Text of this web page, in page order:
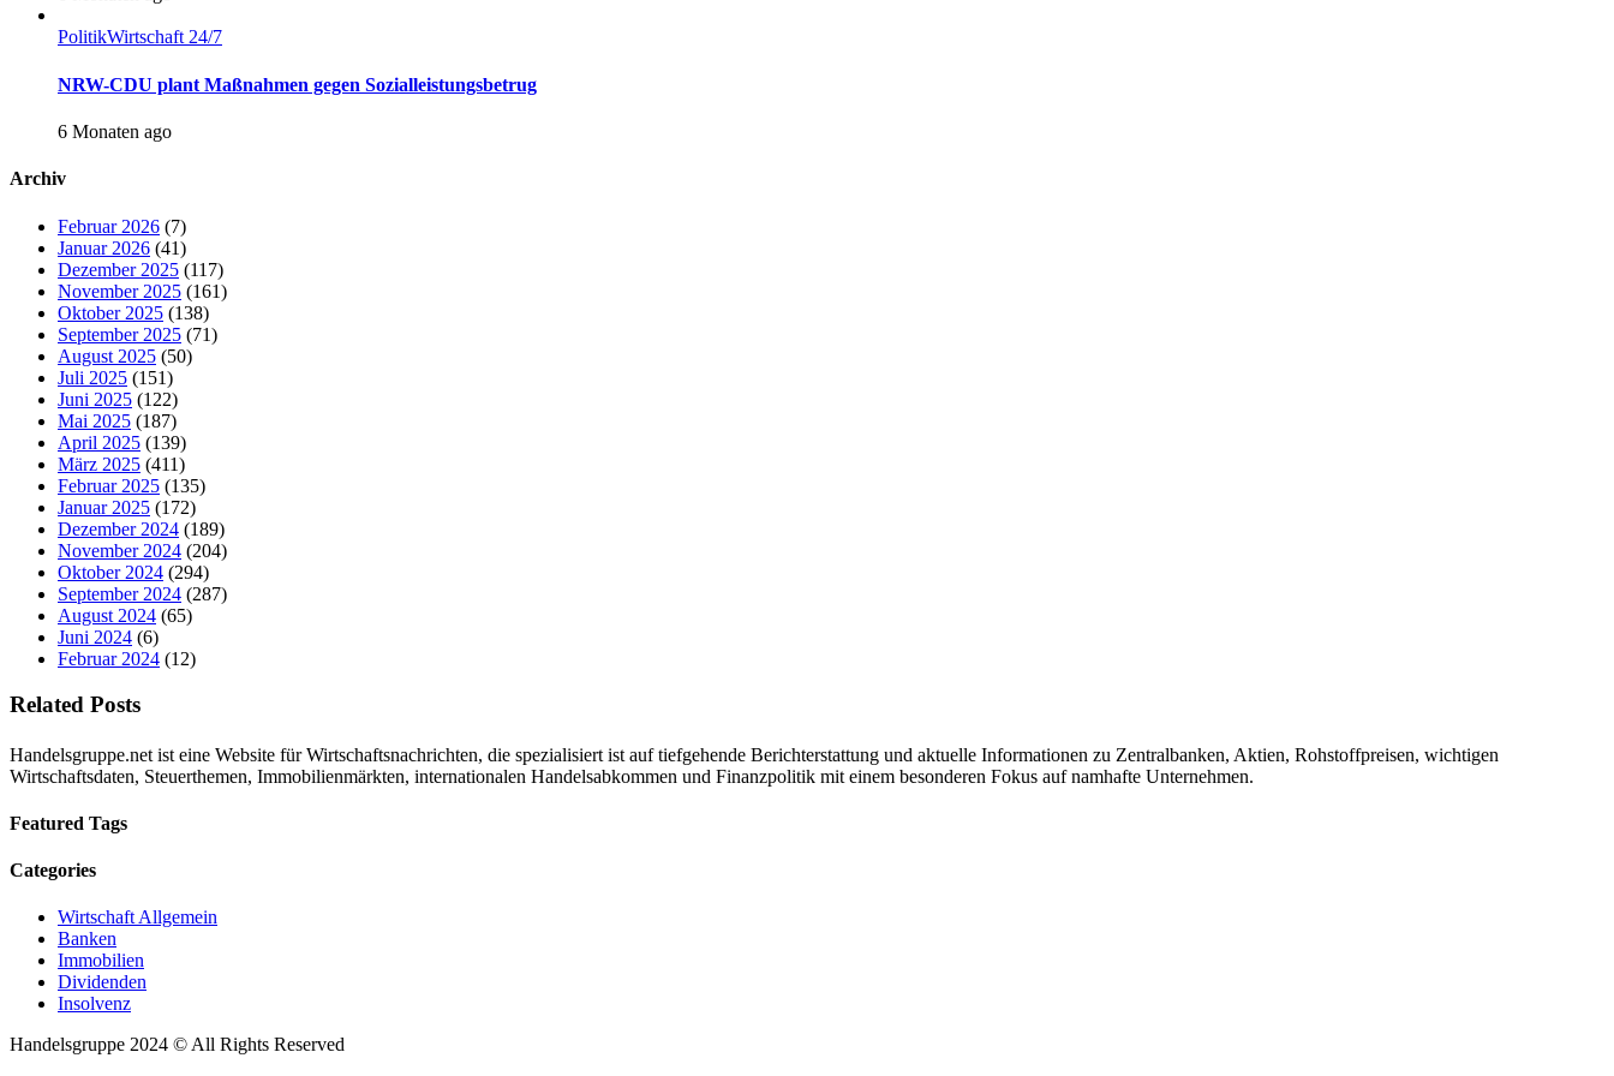
PolitikWirtschaft 24/7
NRW-CDU plant Maßnahmen gegen Sozialleistungsbetrug
6 Monaten ago
Archiv
Februar 2026 (7)
Januar 2026 (41)
Dezember 2025 (117)
November 2025 (161)
Oktober 2025 (138)
September 2025 (71)
August 2025 (50)
Juli 2025 (151)
Juni 2025 (122)
Mai 2025 (187)
April 2025 (139)
März 2025 (411)
Februar 2025 (135)
Januar 2025 (172)
Dezember 2024 (189)
November 2024 (204)
Oktober 2024 (294)
September 2024 (287)
August 2024 (65)
Juni 2024 (6)
Februar 2024 (12)
Related Posts
Handelsgruppe.net ist eine Website für Wirtschaftsnachrichten, die spezialisiert ist auf tiefgehende Berichterstattung und aktuelle Informationen zu Zentralbanken, Aktien, Rohstoffpreisen, wichtigen
Wirtschaftsdaten, Steuerthemen, Immobilienmärkten, internationalen Handelsabkommen und Finanzpolitik mit einem besonderen Fokus auf namhafte Unternehmen.
Featured Tags
Categories
Wirtschaft Allgemein
Banken
Immobilien
Dividenden
Insolvenz
Handelsgruppe 2024 © All Rights Reserved